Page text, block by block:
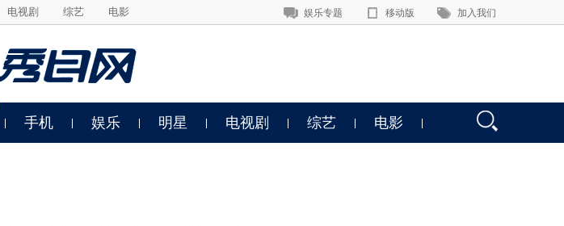
电视剧 综艺 电影 娱乐专题 移动版 加入我们
手机 娱乐 明星 电视剧 综艺 电影